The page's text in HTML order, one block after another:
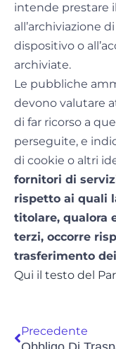
intende prestare
all’archiviazione
dispositivo o
archiviate.
Le pubbliche
devono valutare
di far ricorso a
perseguite, e
di cookie o altri
fornitori di
rispetto ai quali
titolare, qualora
terzi, occorre
trasferimento
Qui il testo del
Precedente